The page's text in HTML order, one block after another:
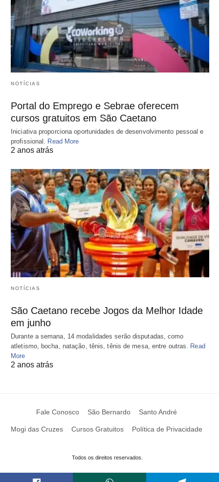
NOTÍCIAS
Portal do Emprego e Sebrae oferecem
cursos gratuitos em São Caetano
Iniciativa proporciona oportunidades de desenvolvimento pessoal e
profissional. Read More
2 anos atrás
NOTÍCIAS
São Caetano recebe Jogos da Melhor Idade
em junho
Durante a semana, 14 modalidades serão disputadas, como
atletismo, bocha, natação, tênis, tênis de mesa, entre outras. Read
More
2 anos atrás
Fale Conosco São Bernardo Santo André
Mogi das Cruzes Cursos Gratuitos Política de Privacidade
Todos os direitos reservados.